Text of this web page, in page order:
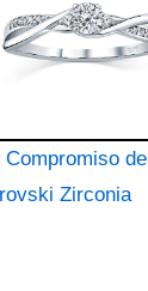
Compromiso de
Zirconia